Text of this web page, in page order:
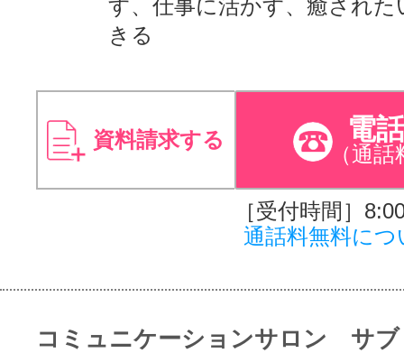
す、仕事に活かす、癒された
きる
資料請求する 電
（通話
［受付時間］
通話料無料につ
コミュニケーションサロン サブ